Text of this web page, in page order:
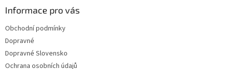
Informace pro vás
Obchodní podmínky
Dopravné
Dopravné Slovensko
Ochrana osobních údajů